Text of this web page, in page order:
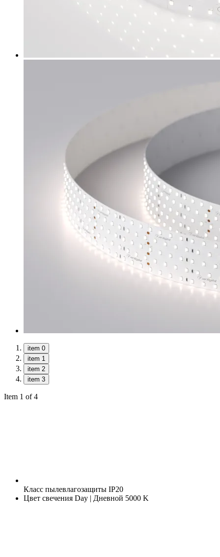
item 0
item 1
item 2
item 3
Item 1 of 4
Класс пылевлагозащиты IP20
Цвет свечения Day | Дневной 5000 K